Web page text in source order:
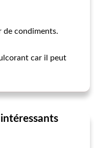
de condiments.
car il peut